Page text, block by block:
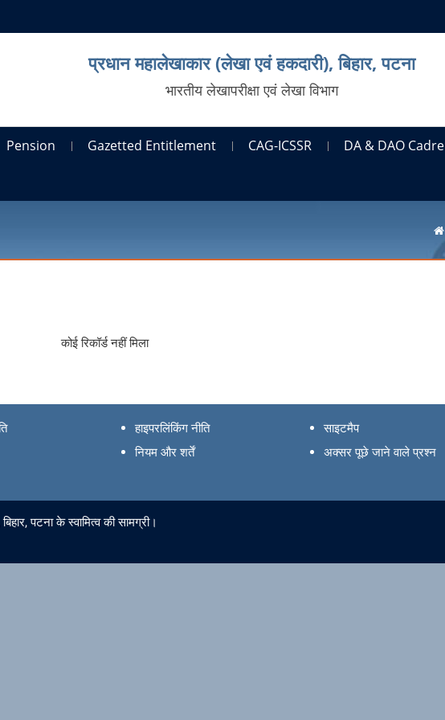
प्रधान महालेखाकार (लेखा एवं हकदारी), बिहार, पटना
भारतीय लेखापरीक्षा एवं लेखा विभाग
Pension Gazetted Entitlement CAG-ICSSR DA & DAO Cadre
कोई रिकॉर्ड नहीं मिला
हाइपरलिंकिंग नीति
साइटमैप
नियम और शर्तें
अक्सर पूछे जाने वाले प्रश्न
पटना के स्वामित्व की सामग्री।